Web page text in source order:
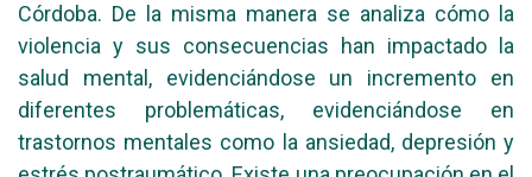
Córdoba. De la misma manera se analiza cómo la
violencia y sus consecuencias han impactado la
salud mental, evidenciándose un incremento en
diferentes problemáticas, evidenciándose en
trastornos mentales como la ansiedad, depresión y